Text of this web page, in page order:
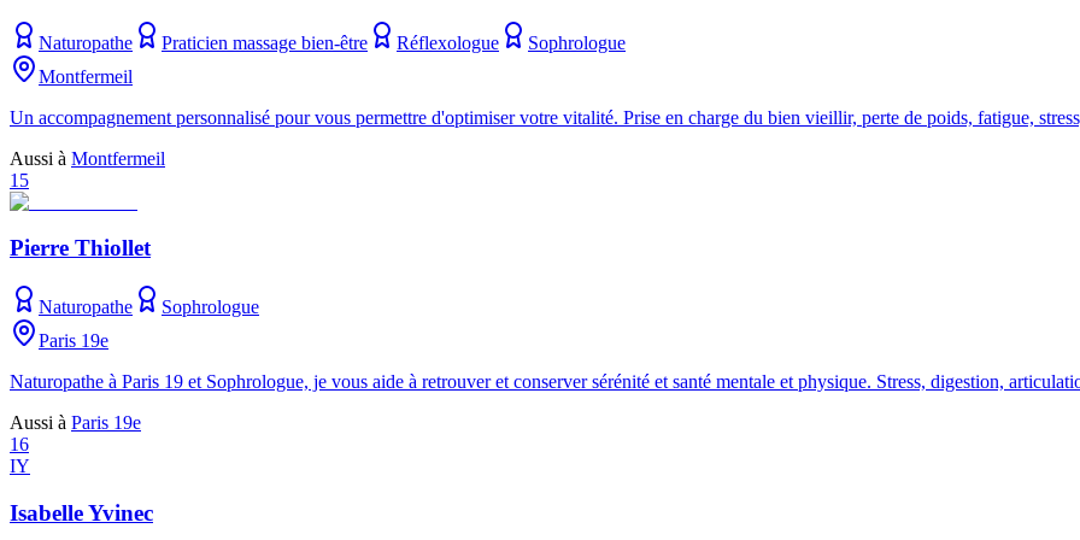
Naturopathe Praticien massage bien-être Réflexologue
Sophrologue
Montfermeil
Un accompagnement personnalisé pour vous permettre d'optimiser votre vitalité. Prise en charge du bien vieillir, perte de poids, fatigue,
Aussi à Montfermeil
15
Pierre Thiollet
Naturopathe
Sophrologue
Paris 19e
Naturopathe à Paris 19 et Sophrologue, je vous aide à retrouver et conserver sérénité et santé mentale et physique. Stress, digestion,
Aussi à Paris 19e
16
IY
Isabelle Yvinec